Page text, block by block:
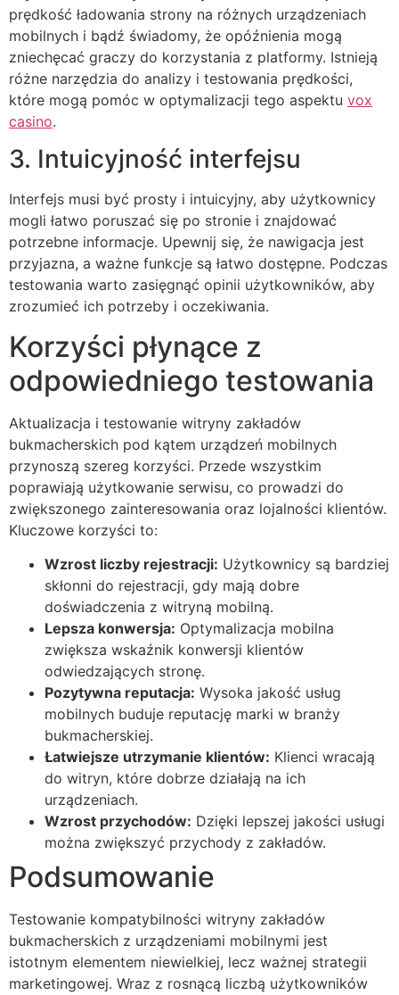
prędkość ładowania strony na różnych urządzeniach
mobilnych i bądź świadomy, że opóźnienia mogą
zniechęcać graczy do korzystania z platformy. Istnieją
różne narzędzia do analizy i testowania prędkości,
które mogą pomóc w optymalizacji tego aspektu vox
casino.
3. Intuicyjność interfejsu
Interfejs musi być prosty i intuicyjny, aby użytkownicy
mogli łatwo poruszać się po stronie i znajdować
potrzebne informacje. Upewnij się, że nawigacja jest
przyjazna, a ważne funkcje są łatwo dostępne. Podczas
testowania warto zasięgnąć opinii użytkowników, aby
zrozumieć ich potrzeby i oczekiwania.
Korzyści płynące z
odpowiedniego testowania
Aktualizacja i testowanie witryny zakładów
bukmacherskich pod kątem urządzeń mobilnych
przynoszą szereg korzyści. Przede wszystkim
poprawiają użytkowanie serwisu, co prowadzi do
zwiększonego zainteresowania oraz lojalności klientów.
Kluczowe korzyści to:
Wzrost liczby rejestracji: Użytkownicy są bardziej
skłonni do rejestracji, gdy mają dobre
doświadczenia z witryną mobilną.
Lepsza konwersja: Optymalizacja mobilna
zwiększa wskaźnik konwersji klientów
odwiedzających stronę.
Pozytywna reputacja: Wysoka jakość usług
mobilnych buduje reputację marki w branży
bukmacherskiej.
Łatwiejsze utrzymanie klientów: Klienci wracają
do witryn, które dobrze działają na ich
urządzeniach.
Wzrost przychodów: Dzięki lepszej jakości usługi
można zwiększyć przychody z zakładów.
Podsumowanie
Testowanie kompatybilności witryny zakładów
bukmacherskich z urządzeniami mobilnymi jest
istotnym elementem niewielkiej, lecz ważnej strategii
marketingowej. Wraz z rosnącą liczbą użytkowników